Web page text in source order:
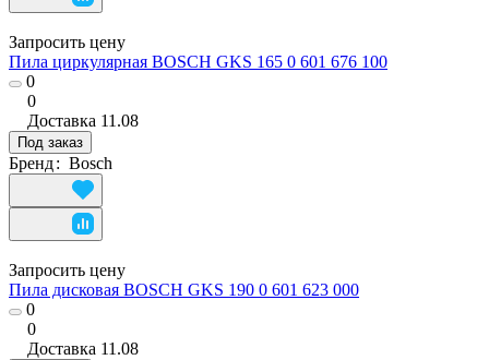
Запросить цену
Пила циркулярная BOSCH GKS 165 0 601 676 100
0
0
Доставка 11.08
Под заказ
Бренд: Bosch
Запросить цену
Пила дисковая BOSCH GKS 190 0 601 623 000
0
0
Доставка 11.08